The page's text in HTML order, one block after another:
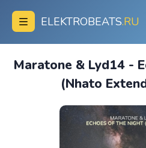
ELEKTROBEATS.RU
Maratone & Lyd14 -
(Nhato